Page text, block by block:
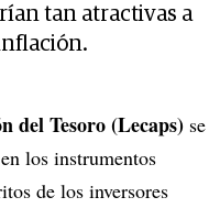
tan atractivas a
del Tesoro (Lecaps) se
los instrumentos
de los inversores